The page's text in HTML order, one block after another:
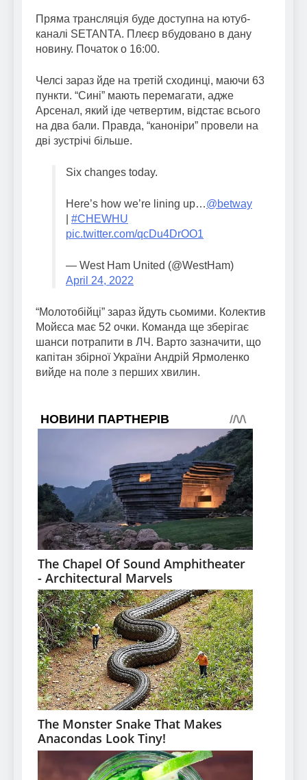
Пряма трансляція буде доступна на ютуб-
каналі SETANTA. Плеєр вбудовано в дану
новину. Початок о 16:00.
Челсі зараз йде на третій сходинці, маючи 63
пункти. “Сині” мають перемагати, адже
Арсенал, який іде четвертим, відстає всього
на два бали. Правда, “каноніри” провели на
дві зустрічі більше.
Six changes today.
Here’s how we’re lining up…@betway
#CHEWHU
pic.twitter.com/qcDu4DrOO1
— West Ham United (@WestHam)
April 24, 2022
“Молотобійці” зараз йдуть сьомими. Колектив
Мойєса має 52 очки. Команда ще зберігає
шанси потрапити в ЛЧ. Варто зазначити, що
капітан збірної України Андрій Ярмоленко
вийде на поле з перших хвилин.